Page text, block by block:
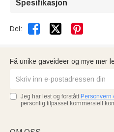
Spesifikasjon
Del:  
Få unike gaveideer og mye mer
Jeg har lest og forstått Personvern
personlig tilpasset kommersiell